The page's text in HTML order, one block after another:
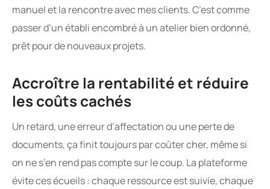
manuel et la rencontre avec mes clients. C’est comme
passer d’un établi encombré à un atelier bien ordonné,
prêt pour de nouveaux projets.
Accroître la rentabilité et réduire
les coûts cachés
Un retard, une erreur d’affectation ou une perte de
documents, ça finit toujours par coûter cher, même si
on ne s’en rend pas compte sur le coup. La plateforme
évite ces écueils : chaque ressource est suivie, chaque